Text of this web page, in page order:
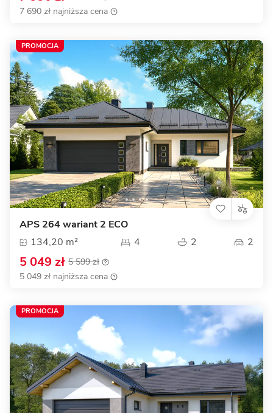
7 690 zł najniższa cena
APS 264 wariant 2 ECO
134,20 m²
4 2 2
5 049 zł 5 599 zł
5 049 zł najniższa cena
PROMOCJA
PROMOCJA